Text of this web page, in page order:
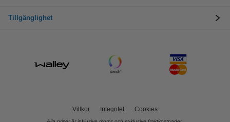
Tillgänglighet
Villkor Integritet Cookies